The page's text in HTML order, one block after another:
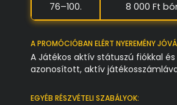
76–100. 8 000 Ft
A PROMÓCIÓBAN ELÉRT NYEREMÉNY
A Játékos aktív státuszú fiókkal és
azonosított, aktív
EGYÉB RÉSZVÉTELI SZABÁLYOK: